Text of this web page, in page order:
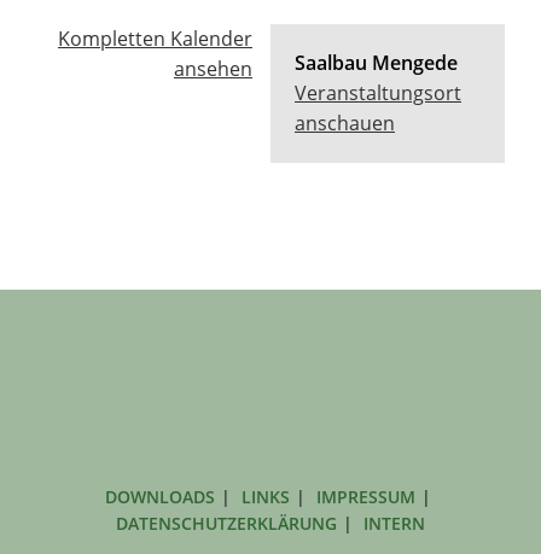
Saalbau Mengede
Veranstaltungsort
anschauen
Kompletten Kalender
ansehen
DOWNLOADS LINKS
IMPRESSUM
DATENSCHUTZERKLÄRUNG
INTERN